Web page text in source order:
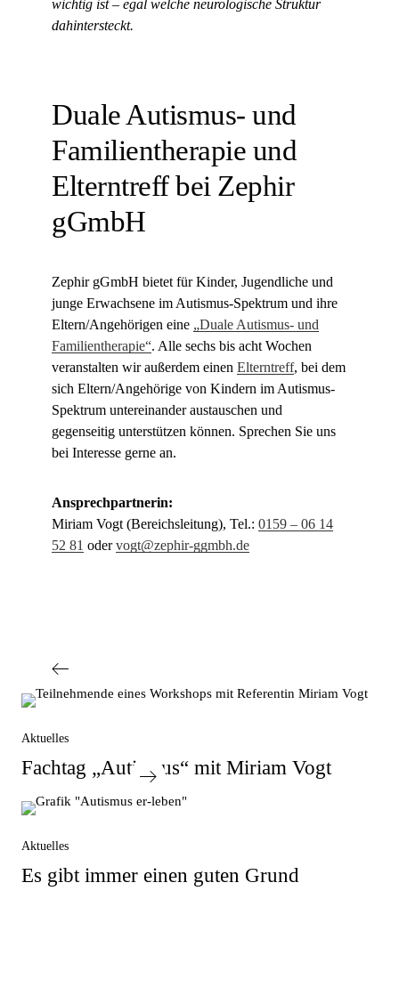
wichtig ist – egal welche neurologische Struktur
dahintersteckt.
Duale Autismus- und
Familientherapie und
Elterntreff bei Zephir
gGmbH
Zephir gGmbH bietet für Kinder, Jugendliche und
junge Erwachsene im Autismus-Spektrum und ihre
Eltern/Angehörigen eine „Duale Autismus- und
Familientherapie“. Alle sechs bis acht Wochen
veranstalten wir außerdem einen Elterntreff, bei dem
sich Eltern/Angehörige von Kindern im Autismus-
Spektrum untereinander austauschen und
gegenseitig unterstützen können. Sprechen Sie uns
bei Interesse gerne an.
Ansprechpartnerin:
Miriam Vogt (Bereichsleitung), Tel.: 0159 – 06 14
52 81 odervogt@zephir-ggmbh.de
Aktuelles
Fachtag „Autismus“ mit Miriam Vogt
Aktuelles
Es gibt immer einen guten Grund